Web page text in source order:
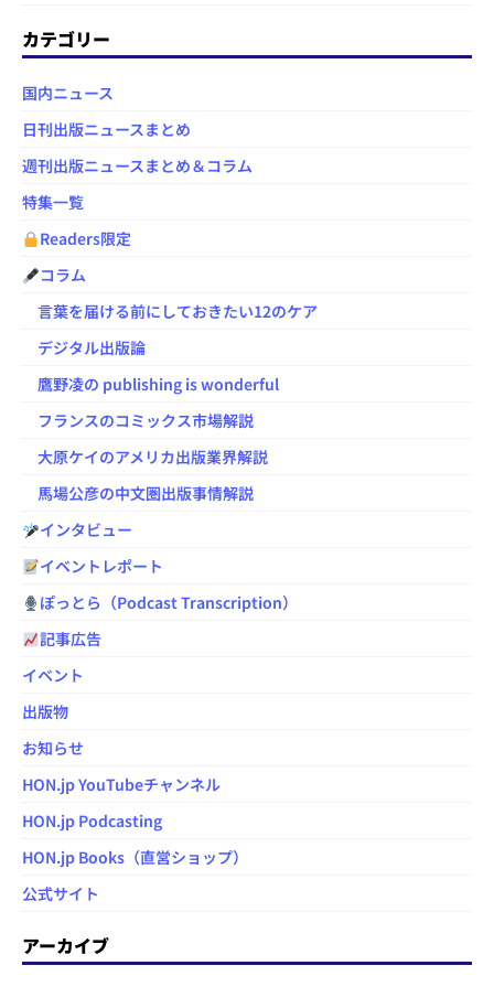
カテゴリー
国内ニュース
日刊出版ニュースまとめ
週刊出版ニュースまとめ＆コラム
特集一覧
Readers限定
コラム
言葉を届ける前にしておきたい12のケア
デジタル出版論
鷹野凌の publishing is wonderful
フランスのコミックス市場解説
大原ケイのアメリカ出版業界解説
馬場公彦の中文圏出版事情解説
インタビュー
イベントレポート
ぽっとら（Podcast Transcription）
記事広告
イベント
出版物
お知らせ
HON.jp YouTubeチャンネル
HON.jp Podcasting
HON.jp Books（直営ショップ）
公式サイト
アーカイブ